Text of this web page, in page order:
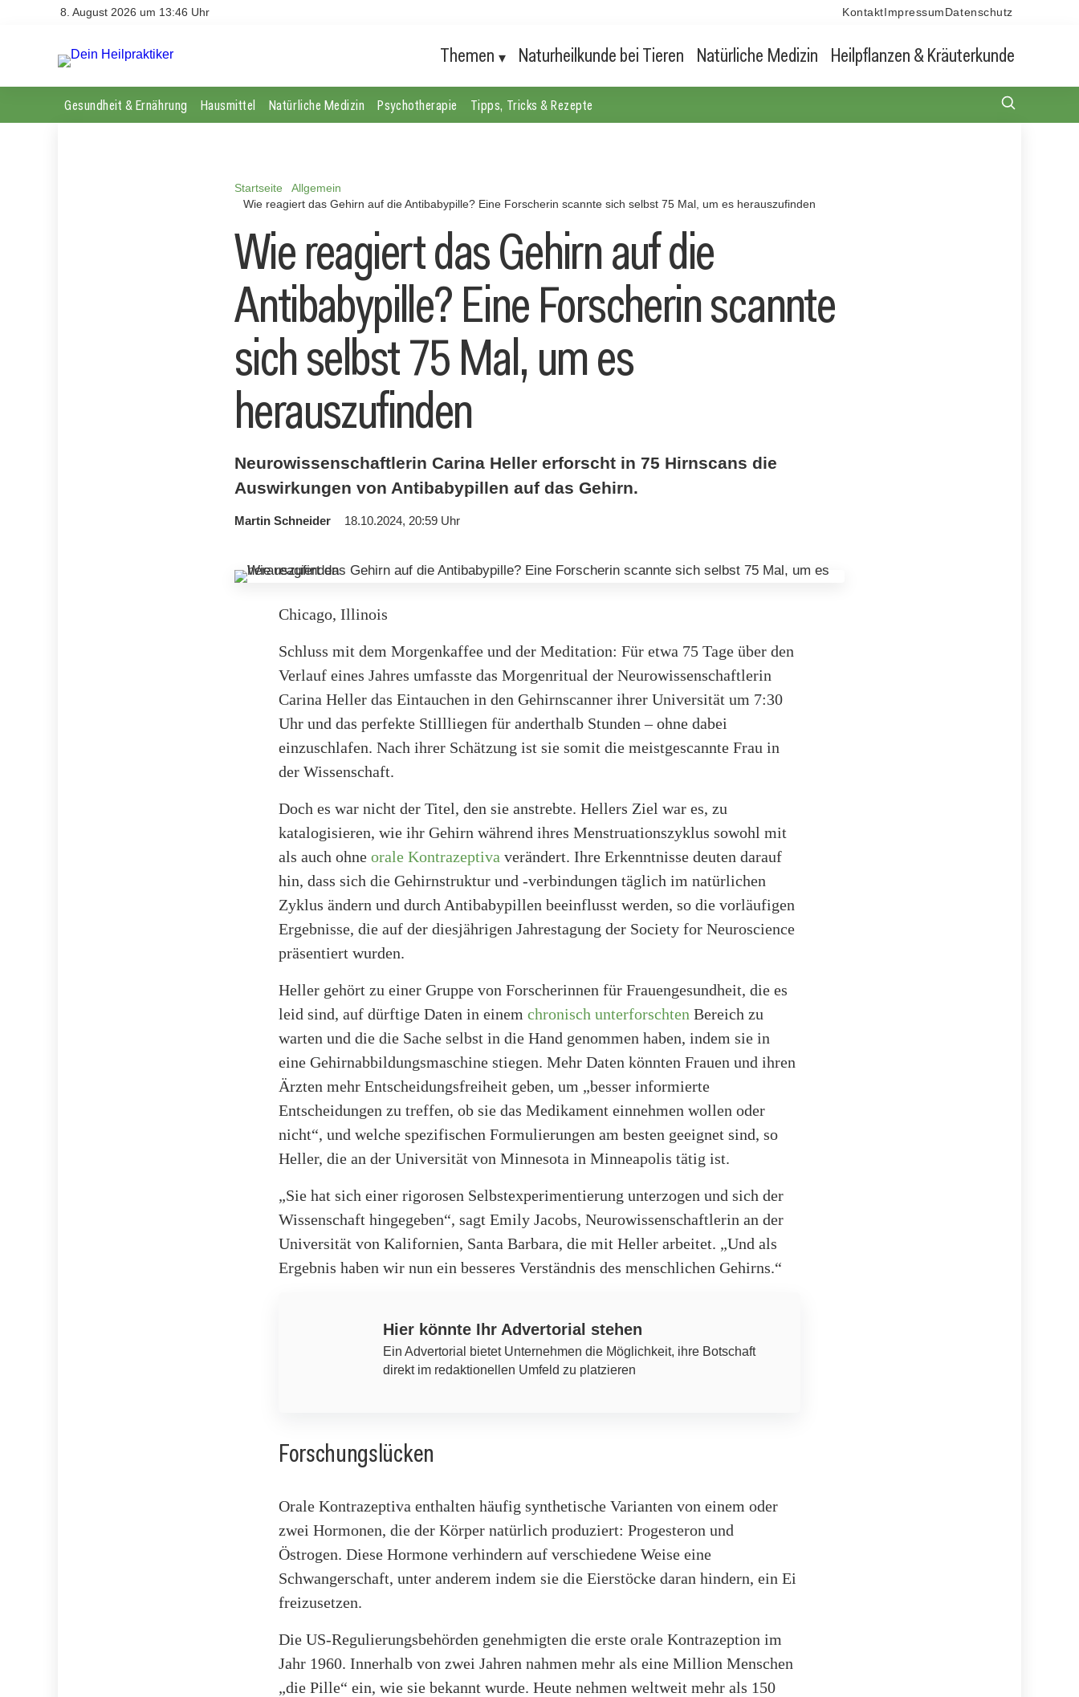
8. August 2026 um 13:46 Uhr Kontakt Impressum Datenschutz
Themen Naturheilkunde bei Tieren Natürliche Medizin Heilpflanzen & Kräuterkunde
Gesundheit & Ernährung Hausmittel Natürliche Medizin Psychotherapie Tipps, Tricks & Rezepte
Startseite
Allgemein
Wie reagiert das Gehirn auf die Antibabypille? Eine Forscherin scannte sich selbst 75 Mal, um es herauszufinden
Wie reagiert das Gehirn auf die
Antibabypille? Eine Forscherin scannte
sich selbst 75 Mal, um es
herauszufinden
Neurowissenschaftlerin Carina Heller erforscht in 75 Hirnscans die
Auswirkungen von Antibabypillen auf das Gehirn.
Martin Schneider 18.10.2024, 20:59 Uhr
Chicago, Illinois
Schluss mit dem Morgenkaffee und der Meditation: Für etwa 75 Tage über den
Verlauf eines Jahres umfasste das Morgenritual der Neurowissenschaftlerin
Carina Heller das Eintauchen in den Gehirnscanner ihrer Universität um 7:30
Uhr und das perfekte Stillliegen für anderthalb Stunden – ohne dabei
einzuschlafen. Nach ihrer Schätzung ist sie somit die meistgescannte Frau in
der Wissenschaft.
Doch es war nicht der Titel, den sie anstrebte. Hellers Ziel war es, zu
katalogisieren, wie ihr Gehirn während ihres Menstruationszyklus sowohl mit
als auch ohne orale Kontrazeptiva verändert. Ihre Erkenntnisse deuten darauf
hin, dass sich die Gehirnstruktur und -verbindungen täglich im natürlichen
Zyklus ändern und durch Antibabypillen beeinflusst werden, so die vorläufigen
Ergebnisse, die auf der diesjährigen Jahrestagung der Society for Neuroscience
präsentiert wurden.
Heller gehört zu einer Gruppe von Forscherinnen für Frauengesundheit, die es
leid sind, auf dürftige Daten in einem chronisch unterforschten Bereich zu
warten und die die Sache selbst in die Hand genommen haben, indem sie in
eine Gehirnabbildungsmaschine stiegen. Mehr Daten könnten Frauen und ihren
Ärzten mehr Entscheidungsfreiheit geben, um „besser informierte
Entscheidungen zu treffen, ob sie das Medikament einnehmen wollen oder
nicht“, und welche spezifischen Formulierungen am besten geeignet sind, so
Heller, die an der Universität von Minnesota in Minneapolis tätig ist.
„Sie hat sich einer rigorosen Selbstexperimentierung unterzogen und sich der
Wissenschaft hingegeben“, sagt Emily Jacobs, Neurowissenschaftlerin an der
Universität von Kalifornien, Santa Barbara, die mit Heller arbeitet. „Und als
Ergebnis haben wir nun ein besseres Verständnis des menschlichen Gehirns.“
Hier könnte Ihr Advertorial stehen
Ein Advertorial bietet Unternehmen die Möglichkeit, ihre Botschaft
direkt im redaktionellen Umfeld zu platzieren
Forschungslücken
Orale Kontrazeptiva enthalten häufig synthetische Varianten von einem oder
zwei Hormonen, die der Körper natürlich produziert: Progesteron und
Östrogen. Diese Hormone verhindern auf verschiedene Weise eine
Schwangerschaft, unter anderem indem sie die Eierstöcke daran hindern, ein Ei
freizusetzen.
Die US-Regulierungsbehörden genehmigten die erste orale Kontrazeption im
Jahr 1960. Innerhalb von zwei Jahren nahmen mehr als eine Million Menschen
„die Pille“ ein, wie sie bekannt wurde. Heute nehmen weltweit mehr als 150